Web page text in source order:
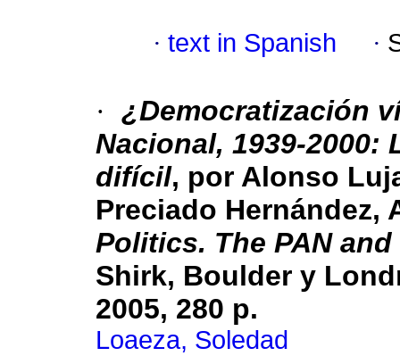
· text in Spanish ·
· ¿Democratización
Nacional, 1939-2000:
difícil, por Alonso
Preciado Hernández,
Politics. The PAN
Shirk, Boulder y
2005, 280 p.
Loaeza, Soledad